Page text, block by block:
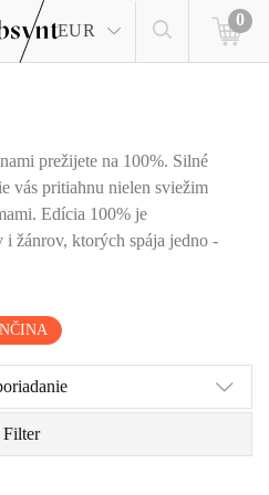
EUR
0
prežijete na 100%. Silné
vás pritiahnu nielen sviežim
Edícia 100% je
i žánrov, ktorých spája jedno -
Filter